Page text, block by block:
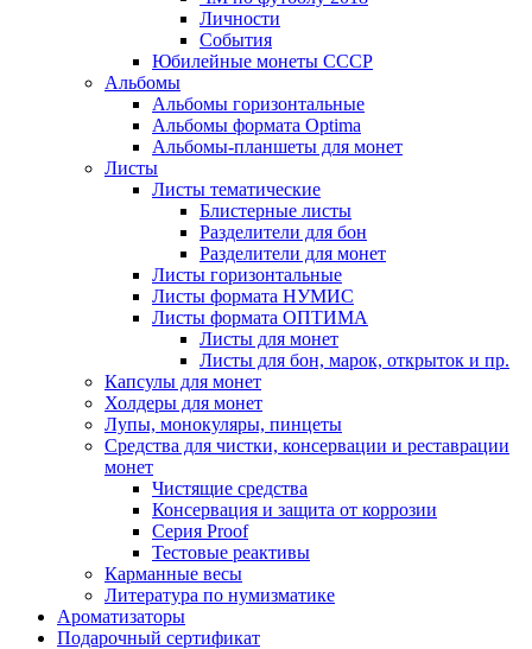
Личности
События
Юбилейные монеты СССР
Альбомы
Альбомы горизонтальные
Альбомы формата Optima
Альбомы-планшеты для монет
Листы
Листы тематические
Блистерные листы
Разделители для бон
Разделители для монет
Листы горизонтальные
Листы формата НУМИС
Листы формата ОПТИМА
Листы для монет
Листы для бон, марок, открыток и пр.
Капсулы для монет
Холдеры для монет
Лупы, монокуляры, пинцеты
Средства для чистки, консервации и реставрации
монет
Чистящие средства
Консервация и защита от коррозии
Серия Proof
Тестовые реактивы
Карманные весы
Литература по нумизматике
Ароматизаторы
Подарочный сертификат